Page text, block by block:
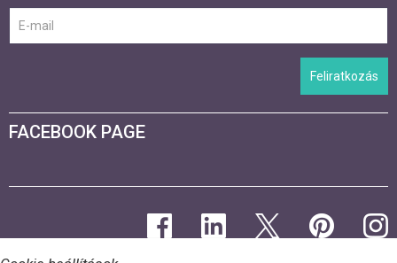
Feliratkozás
FACEBOOK PAGE